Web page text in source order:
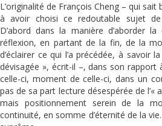
L’originalité de François Cheng – qui sait
à avoir choisi ce redoutable sujet
D’abord dans la manière d’aborder
réflexion, en partant de la fin, de la
d’éclairer ce qui l’a précédée, à savoir
dévisagée », écrit-il –, dans son
celle-ci, moment de celle-ci, dans un
pas de sa part lecture désespérée de l’«
mais positionnement serein de la
continuité, en somme d’éternité de la